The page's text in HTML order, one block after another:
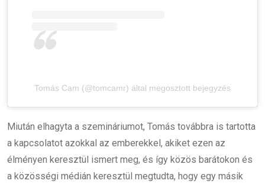
Tomás Cam (@tomcamr) által megosztott bejegyzés
Miután elhagyta a szemináriumot, Tomás továbbra is tartotta
a kapcsolatot azokkal az emberekkel, akiket ezen az
élményen keresztül ismert meg, és így közös barátokon és
a közösségi médián keresztül megtudta, hogy egy másik